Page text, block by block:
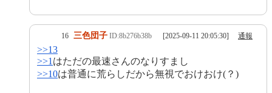
16 三色団子 ID:8b276b38b [2025-09-11 20:05:30] 通報
>>13
>>1 はただの最速さんのなりすまし
>>10は普通に荒らしだから無視でおけおけ(？)